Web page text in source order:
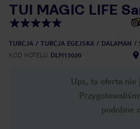
TUI MAGIC LIFE
TURCJA TURCJA EGEJSKA DALAMAN
KOD HOTELU DLM15020
Ups, ta oferta nie
podobne